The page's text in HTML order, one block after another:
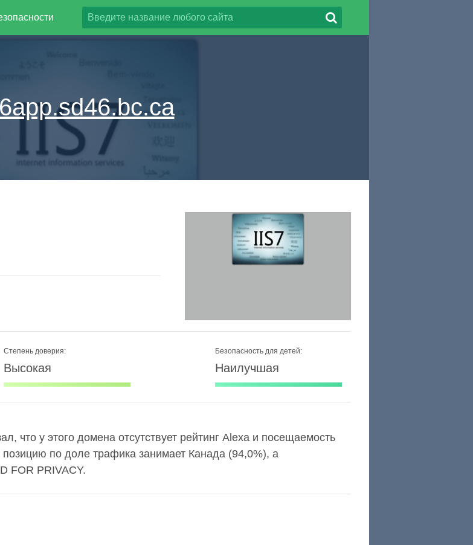
Степень доверия:
Высокая
Безопасность для детей:
Наилучшая
что у этого домена отсутствует рейтинг Alexa и посещаемость
по доле трафика занимает Канада (94,0%), а
FOR PRIVACY.